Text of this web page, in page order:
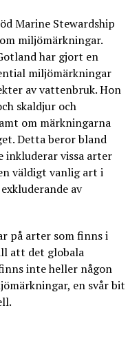
Marine Stewardship
miljömärkningar.
har gjort en
miljömärkningar
av vattenbruk. Hon
skaldjur och
om märkningarna
Detta beror bland
vissa arter
väldigt vanlig art i
av
på arter som finns i
att det globala
inte heller någon
en svår bit